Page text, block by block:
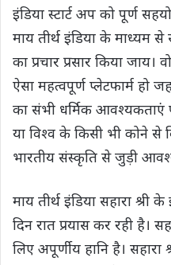
इंडिया स्टार्ट अप को पूर्ण
माय तीर्थ इंडिया के माध्यम
का प्रचार प्रसार किया जाय।
ऐसा महत्वपूर्ण प्लेटफार्म हो
का संभी धर्मिक आवश्यकताएं
या विश्व के किसी भी कोने से
भारतीय संस्कृति से जुड़ी
माय तीर्थ इंडिया सहारा
दिन रात प्रयास कर रही है।
लिए अपूर्णीय हानि है। सहारा